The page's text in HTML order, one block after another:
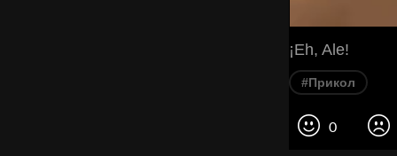
¡Eh, Ale!
#Прикол
0